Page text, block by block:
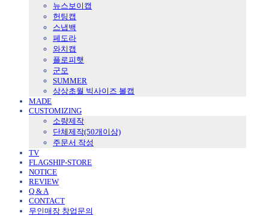
뉴스보이캡
헌팅캡
스냅백
페도라
와치캡
플로피햇
군모
SUMMER
상상초월 빅사이즈 볼캡
MADE
CUSTOMIZING
소량제작
단체제작(50개이상)
주문서 작성
TV
FLAGSHIP-STORE
NOTICE
REVIEW
Q & A
CONTACT
무인매장 창업문의